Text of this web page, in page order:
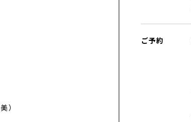
）
ご予約